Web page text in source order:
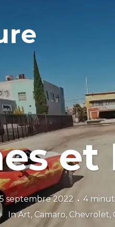
et
septembre 2022 4
InArt, Camaro, Chevrolet,